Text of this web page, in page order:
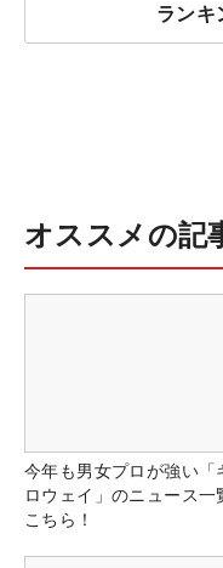
ランキ
オススメの記
今年も男女プロが強い「
ロウェイ」のニュース一
こちら！